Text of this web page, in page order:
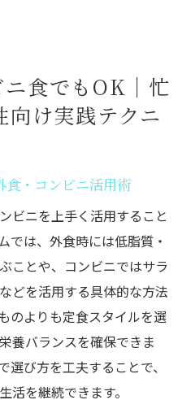
食でもOK｜忙
向け実践テクニ
食・コンビニ活用術
ビニを上手く活用すること
では、外食時には低脂質・
ことや、コンビニではサラ
どを活用する具体的な方法
のよりも定食スタイルを選
養バランスを確保できま
選び方を工夫することで、
活を継続できます。